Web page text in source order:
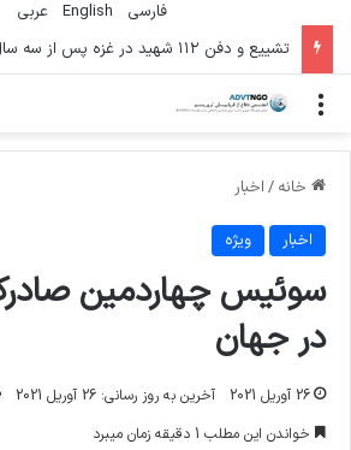
فارسی English
عربي
تشییع و دفن ۱۱۲ شهید در غزه پس از سه سال
منو
خانه / اخبار
اخبار ویژه
سوئیس چهاردمین
در جهان
26 آوریل 2021 آخرین به روز رسانی: 26 آوریل 2021
خواندن این مطلب 1 دقیقه زمان میبرد